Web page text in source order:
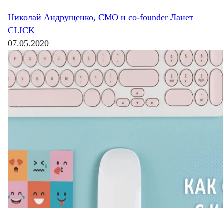
Николай Андрущенко, CMO и co-founder Ланет
CLICK
07.05.2020